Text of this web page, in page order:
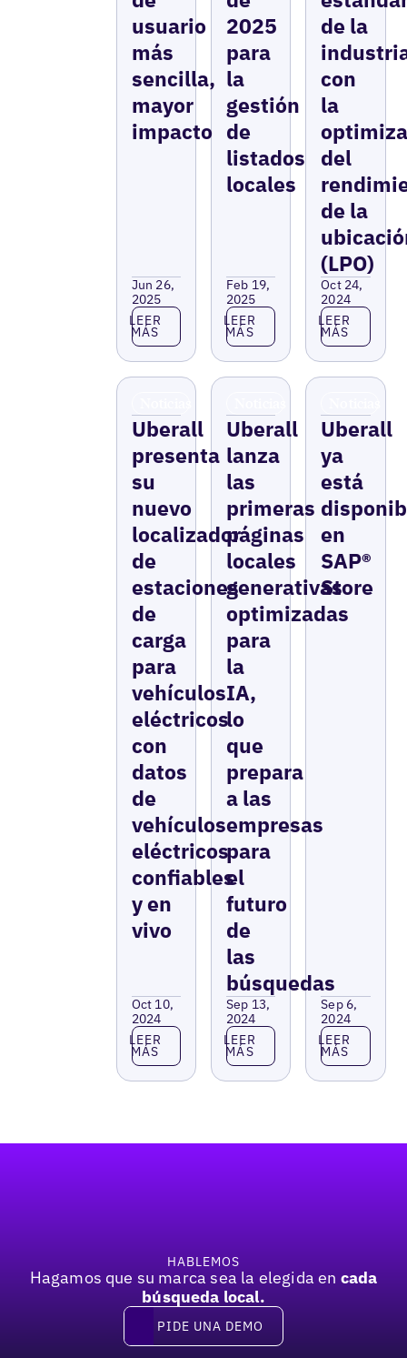
usuario
más
sencilla,
mayor
impacto
Jun 26,
2025
Leer más
LEER
MÁS
2025
para
la
gestión
de
listados
locales
Feb 19,
2025
Leer más
LEER
MÁS
de la
con
la
del
de la
(LPO)
Oct 24,
2024
Leer más
LEER
MÁS
Uberall
presenta
su
nuevo
localizador
de
estaciones
de
carga
para
vehículos
eléctricos
con
datos
de
vehículos
eléctricos
confiables
y en
vivo
Oct 10,
2024
Leer más
LEER
MÁS
Uberall
lanza
las
primeras
páginas
locales
generativas
optimizadas
para
la
IA,
lo
que
prepara
a las
empresas
para
el
futuro
de
las
búsquedas
Sep 13,
2024
Leer más
LEER
MÁS
Uberall
ya
está
en
SAP®
Store
Sep 6,
2024
Leer más
LEER
MÁS
HABLEMOS
Hagamos que su marca sea la elegida en cada
búsqueda local.
Pide una demo
PIDE UNA DEMO